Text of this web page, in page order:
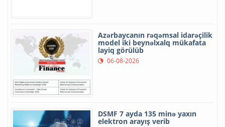
Azərbaycanın rəqəmsal idarəçilik
model iki beynəlxalq mükafata
layiq görülüb
06-08-2026
DSMF 7 ayda 135 minə yaxın
elektron arayış verib